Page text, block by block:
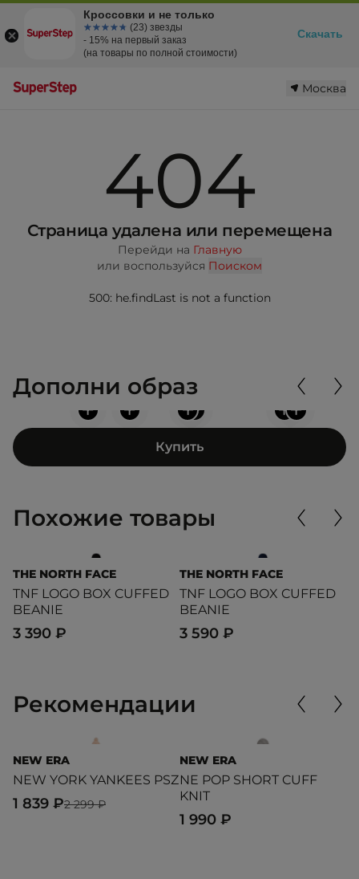
Москва
404
Страница удалена или перемещена
Перейди на Главную
или воспользуйся Поиском
500: he.findLast is not a function
Дополни образ
+
+
+ + + +
Купить
Похожие товары
THE NORTH FACE
TNF LOGO BOX CUFFED
BEANIE
3 390 ₽
THE NORTH FACE
TNF LOGO BOX CUFFED
BEANIE
3 590 ₽
Рекомендации
NEW ERA
NEW YORK YANKEES PSZ
2 299 ₽
1 839 ₽
NEW ERA
NE POP SHORT CUFF
KNIT
1 990 ₽
Кроссовки и не только
☆☆☆☆☆
★★★★★ (23) звезды
- 15% на первый заказ
(на товары по полной стоимости)
Скачать